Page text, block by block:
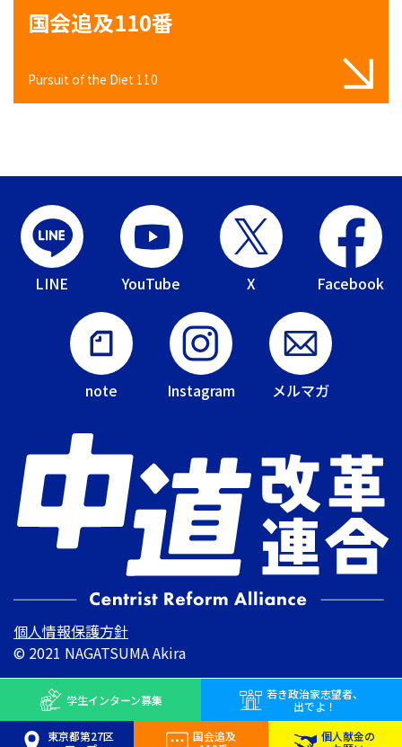
国会追及110番
Pursuit of the Diet 110
LINE YouTube X Facebook
note Instagram メルマガ
個人情報保護方針
© 2021 NAGATSUMA Akira
学生インターン募集 若き政治家志望者、
出でよ！
東京都第27区
国会追及
個人献金の